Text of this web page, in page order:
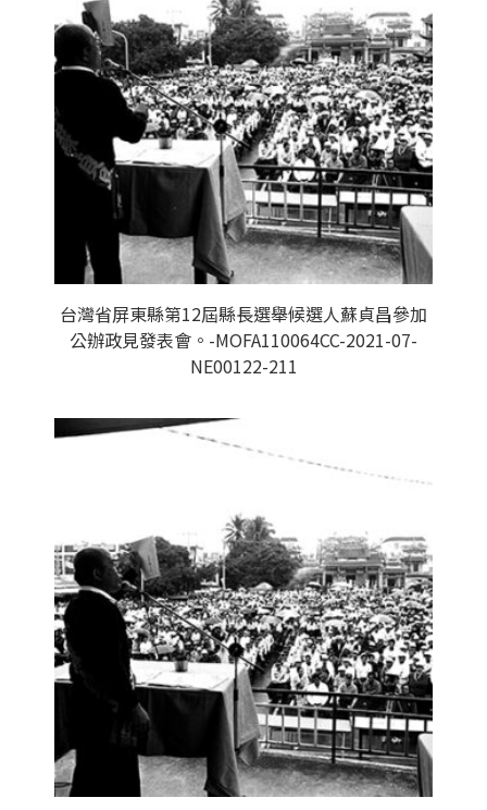
台灣省屏東縣第12屆縣長選舉候選人蘇貞昌參加
公辦政見發表會。-MOFA110064CC-2021-07-
NE00122-211